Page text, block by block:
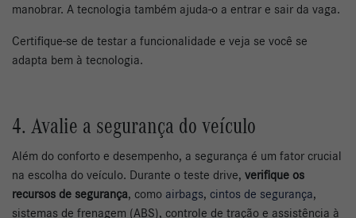
manobrar. A tecnologia também ajuda-o a entrar e sair da vaga.
Certifique-se de testar a funcionalidade e veja se você se
adapta bem à tecnologia.
4. Avalie a segurança do veículo
Além do conforto e desempenho, a segurança é um fator crucial
na escolha do veículo. Durante o teste drive, verifique os
recursos de segurança, como airbags, cintos de segurança,
sistemas de frenagem (ABS), controle de tração e assistência à